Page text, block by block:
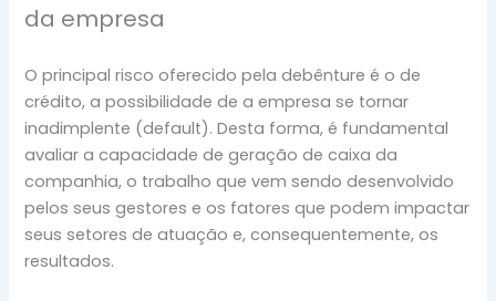
da empresa
O principal risco oferecido pela debênture é o de
crédito, a possibilidade de a empresa se tornar
inadimplente (default). Desta forma, é fundamental
avaliar a capacidade de geração de caixa da
companhia, o trabalho que vem sendo desenvolvido
pelos seus gestores e os fatores que podem impactar
seus setores de atuação e, consequentemente, os
resultados.